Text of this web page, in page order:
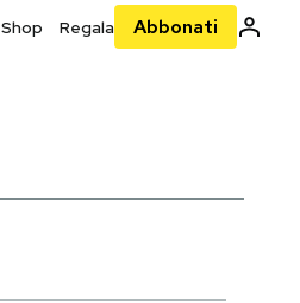
Shop Regala Abbonati